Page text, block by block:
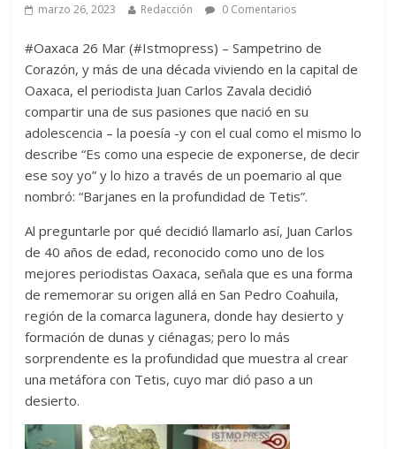
marzo 26, 2023 Redacción 0 Comentarios
#Oaxaca 26 Mar (#Istmopress) – Sampetrino de
Corazón, y más de una década viviendo en la capital de
Oaxaca, el periodista Juan Carlos Zavala decidió
compartir una de sus pasiones que nació en su
adolescencia – la poesía -y con el cual como el mismo lo
describe “Es como una especie de exponerse, de decir
ese soy yo” y lo hizo a través de un poemario al que
nombró: “Barjanes en la profundidad de Tetis”.
Al preguntarle por qué decidió llamarlo así, Juan Carlos
de 40 años de edad, reconocido como uno de los
mejores periodistas Oaxaca, señala que es una forma
de rememorar su origen allá en San Pedro Coahuila,
región de la comarca lagunera, donde hay desierto y
formación de dunas y ciénagas; pero lo más
sorprendente es la profundidad que muestra al crear
una metáfora con Tetis, cuyo mar dió paso a un
desierto.